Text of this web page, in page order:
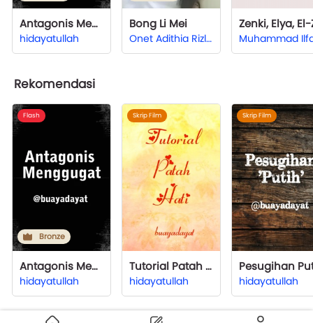
Antagonis Menggugat
hidayatullah
Bong Li Mei
Onet Adithia Rizlan
Rekomendasi
Flash
Bronze
Antagonis Menggugat
hidayatullah
Skrip Film
Tutorial Patah Hati
hidayatullah
Skrip Film
hidayatullah